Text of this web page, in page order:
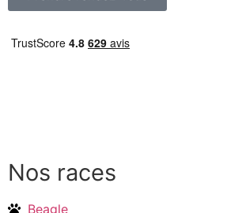
Nos races
Beagle